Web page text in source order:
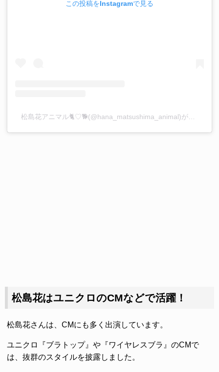
この投稿をInstagramで見る
松島花はユニクロのCMなどで活躍！
松島花さんは、CMにも多く出演しています。
ユニクロ『ブラトップ』や『ワイヤレスブラ』のCMで
は、抜群のスタイルを披露しました。